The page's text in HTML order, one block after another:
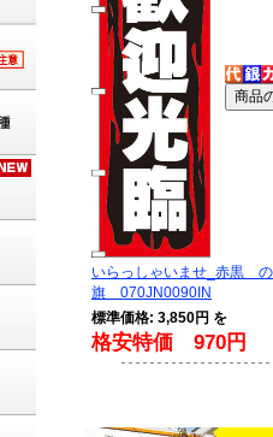
いらっしゃいませ_赤黒 の
旗 070JN0090IN
標準価格: 3,850円 を
格安特価 970円